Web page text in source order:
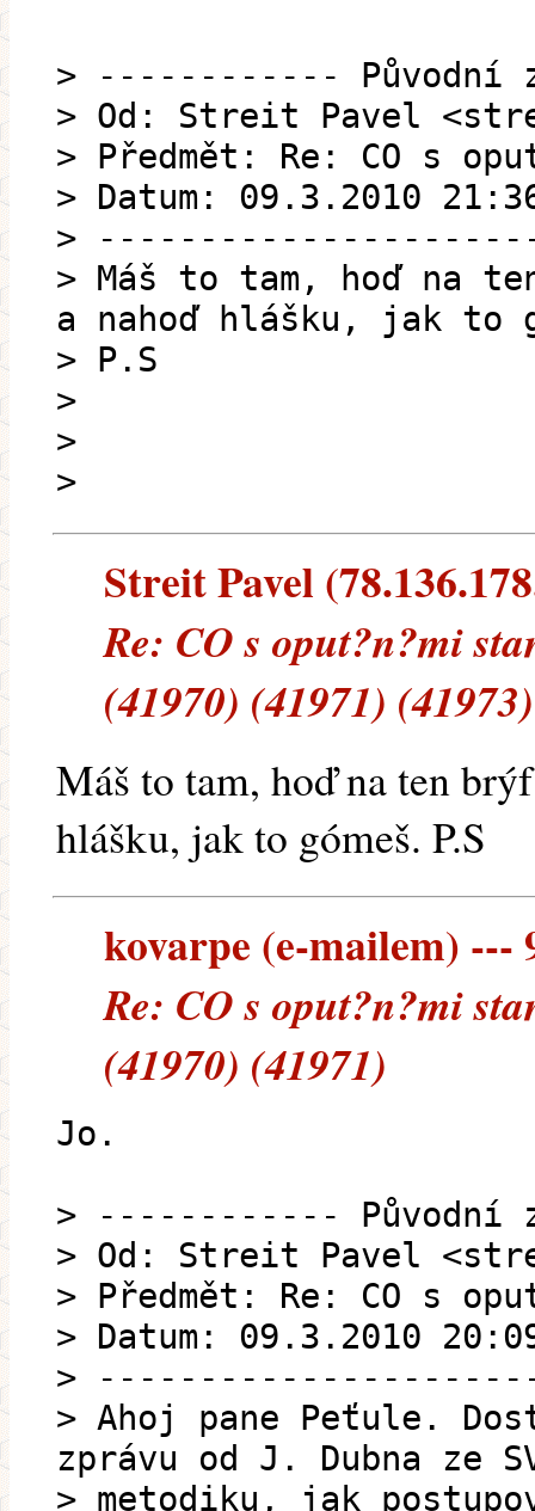
> ------------ Původní
> Od: Streit Pavel
> Předmět: Re: CO s
> Datum: 09.3.2010
>
> Máš to tam, hoď na
a nahoď hlášku, jak to
> P.S
>
>
>
Streit Pavel
Re: CO s oput?n?mi
(41970) (41971) (41973)
Máš to tam, hoď na ten
hlášku, jak to gómeš. P.S
kovarpe (e-mailem) ---
Re: CO s oput?n?mi
(41970) (41971)
Jo.
> ------------ Původní
> Od: Streit Pavel
> Předmět: Re: CO s
> Datum: 09.3.2010
>
> Ahoj pane Peťule.
zprávu od J. Dubna ze
> metodiku, jak